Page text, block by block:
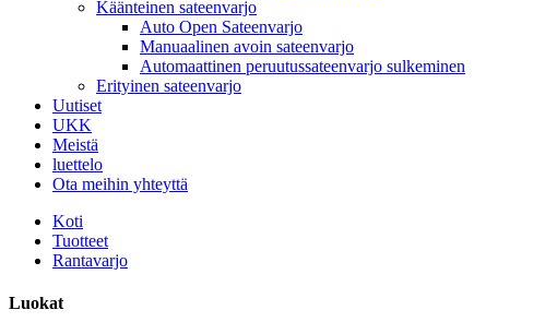
Käänteinen sateenvarjo
Auto Open Sateenvarjo
Manuaalinen avoin sateenvarjo
Automaattinen peruutussateenvarjo sulkeminen
Erityinen sateenvarjo
Uutiset
UKK
Meistä
luettelo
Ota meihin yhteyttä
Koti
Tuotteet
Rantavarjo
Luokat